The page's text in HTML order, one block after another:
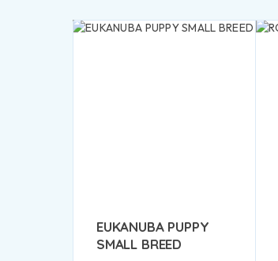
EUKANUBA PUPPY
SMALL BREED